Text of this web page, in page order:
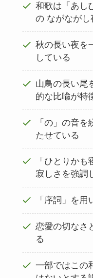
和歌は「あし
の ながながし
秋の長い夜を
している
山鳥の長い尾
的な比喩が特
「の」の音
たせている
「ひとりか
寂しさを強調
「序詞」を
恋愛の切なさ
る
一部ではこの